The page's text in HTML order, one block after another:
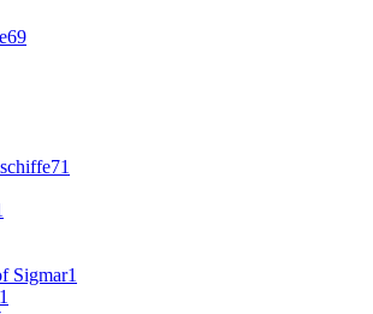
69
71
Sigmar1
1